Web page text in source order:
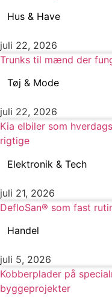
Hus & Have
juli 22, 2026
Trunks til mænd der
Tøj & Mode
juli 22, 2026
Kia elbiler som
rigtige
Elektronik & Tech
juli 21, 2026
DefloSan® som fast
Handel
juli 5, 2026
Kobberplader på
byggeprojekter